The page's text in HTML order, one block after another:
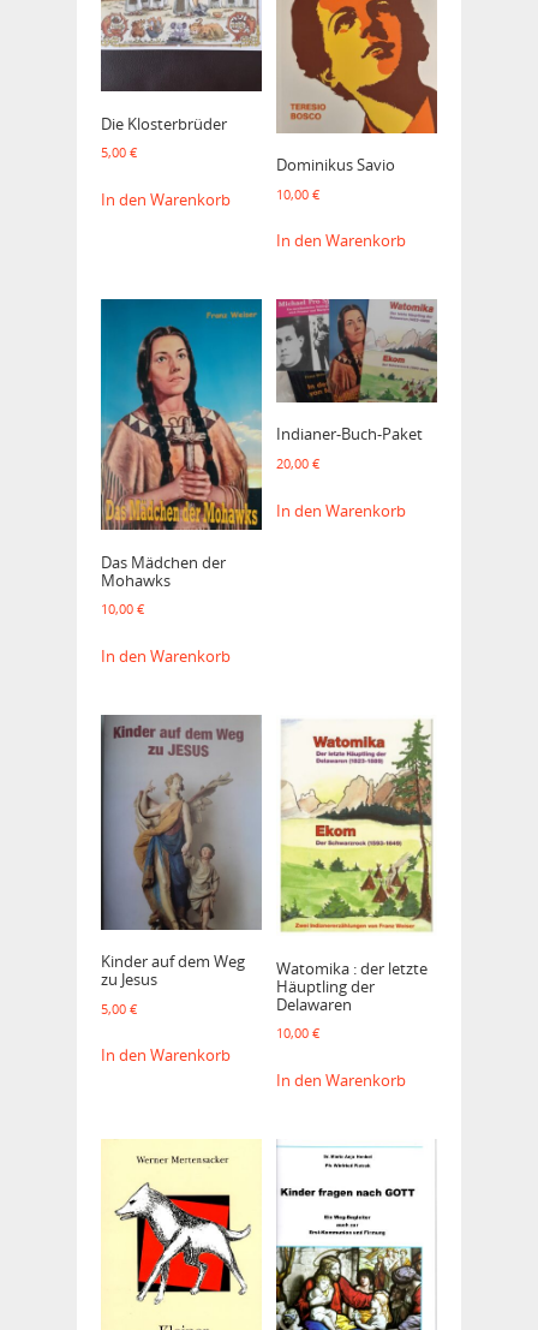
Die Klosterbrüder
5,00 €
In den Warenkorb
Dominikus Savio
10,00 €
In den Warenkorb
Das Mädchen der
Mohawks
10,00 €
In den Warenkorb
Indianer-Buch-Paket
20,00 €
In den Warenkorb
Kinder auf dem Weg
zu Jesus
5,00 €
In den Warenkorb
Watomika : der letzte
Häuptling der
Delawaren
10,00 €
In den Warenkorb